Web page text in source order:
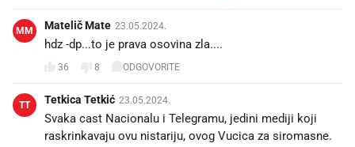
MM Matelič Mate 23.05.2024.
hdz -dp...to je prava osovina zla....
36 8 ODGOVORITE
TT Tetkica Tetkić 23.05.2024.
Svaka cast Nacionalu i Telegramu, jedini mediji koji
raskrinkavaju ovu nistariju, ovog Vucica za siromasne.